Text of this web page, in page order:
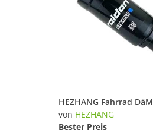
von HEZHANG
Bester Preis